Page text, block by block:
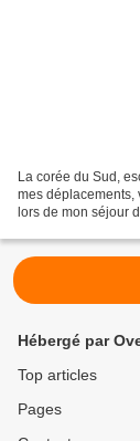
La corée du Sud,
mes déplacements,
lors de mon séjour
Hébergé par
Top articles
Pages